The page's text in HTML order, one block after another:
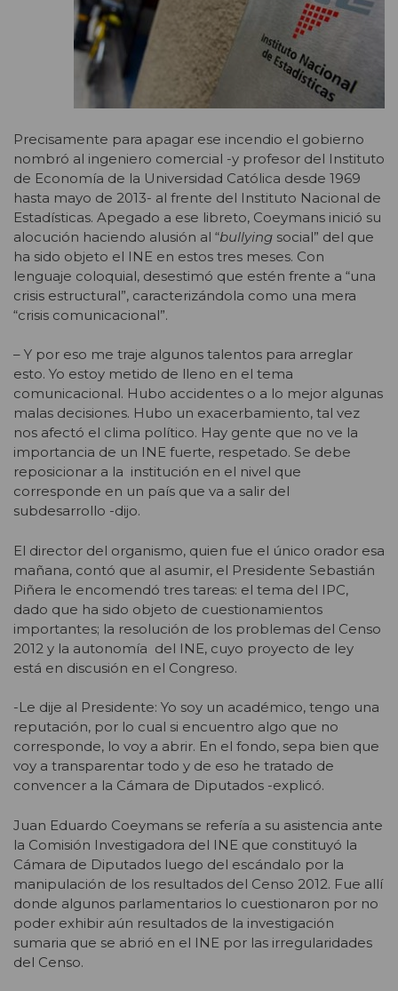
Precisamente para apagar ese incendio el gobierno
nombró al ingeniero comercial -y profesor del Instituto
de Economía de la Universidad Católica desde 1969
hasta mayo de 2013- al frente del Instituto Nacional de
Estadísticas. Apegado a ese libreto, Coeymans inició su
alocución haciendo alusión al “bullying social” del que
ha sido objeto el INE en estos tres meses. Con
lenguaje coloquial, desestimó que estén frente a “una
crisis estructural”, caracterizándola como una mera
“crisis comunicacional”.
– Y por eso me traje algunos talentos para arreglar
esto. Yo estoy metido de lleno en el tema
comunicacional. Hubo accidentes o a lo mejor algunas
malas decisiones. Hubo un exacerbamiento, tal vez
nos afectó el clima político. Hay gente que no ve la
importancia de un INE fuerte, respetado. Se debe
reposicionar a la institución en el nivel que
corresponde en un país que va a salir del
subdesarrollo -dijo.
El director del organismo, quien fue el único orador esa
mañana, contó que al asumir, el Presidente Sebastián
Piñera le encomendó tres tareas: el tema del IPC,
dado que ha sido objeto de cuestionamientos
importantes; la resolución de los problemas del Censo
2012 y la autonomía del INE, cuyo proyecto de ley
está en discusión en el Congreso.
-Le dije al Presidente: Yo soy un académico, tengo una
reputación, por lo cual si encuentro algo que no
corresponde, lo voy a abrir. En el fondo, sepa bien que
voy a transparentar todo y de eso he tratado de
convencer a la Cámara de Diputados -explicó.
Juan Eduardo Coeymans se refería a su asistencia ante
la Comisión Investigadora del INE que constituyó la
Cámara de Diputados luego del escándalo por la
manipulación de los resultados del Censo 2012. Fue allí
donde algunos parlamentarios lo cuestionaron por no
poder exhibir aún resultados de la investigación
sumaria que se abrió en el INE por las irregularidades
del Censo.